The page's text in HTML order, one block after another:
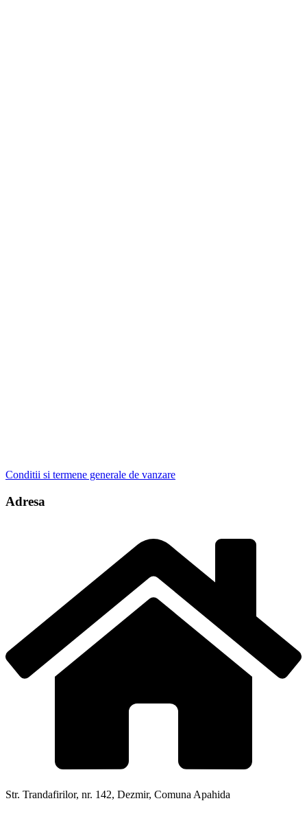
Conditii si termene generale de vanzare
Adresa
Str. Trandafirilor, nr. 142, Dezmir, Comuna Apahida